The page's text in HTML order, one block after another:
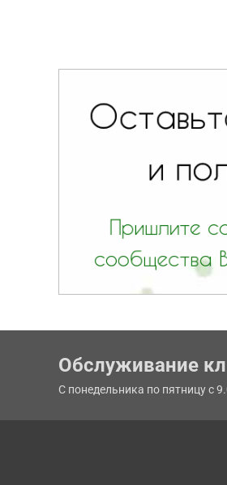
Обслуживание
С понедельника по пятницу с